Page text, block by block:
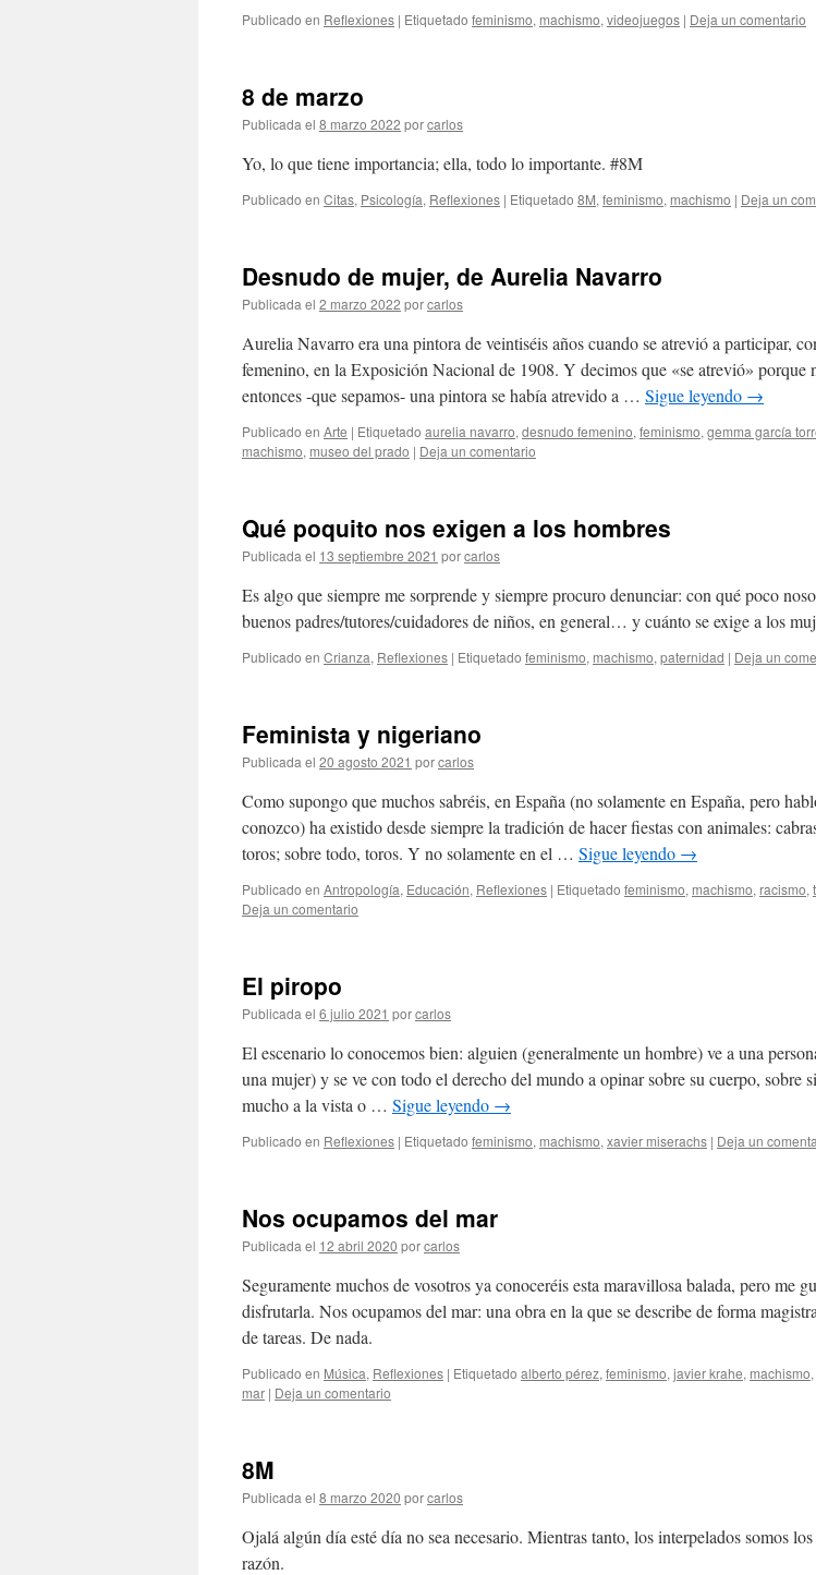
Publicado en Reflexiones | Etiquetado feminismo, machismo, videojuegos | Deja un comentario
8 de marzo
Publicada el 8 marzo 2022 porcarlos
Yo, lo que tiene importancia; ella, todo lo importante. #8M
Publicado en Citas, Psicología, Reflexiones | Etiquetado 8M, feminismo, machismo | Deja un
Desnudo de mujer, de Aurelia Navarro
Publicada el 2 marzo 2022 porcarlos
Aurelia Navarro era una pintora de veintiséis años cuando se atrevió a participar,
femenino, en la Exposición Nacional de 1908. Y decimos que «se atrevió» porque
entonces -que sepamos- una pintora se había atrevido a … Sigue leyendo →
Publicado en Arte | Etiquetado aurelia navarro, desnudo femenino, feminismo, gemma garcía
machismo, museo del prado | Deja un comentario
Qué poquito nos exigen a los hombres
Publicada el 13 septiembre 2021 porcarlos
Es algo que siempre me sorprende y siempre procuro denunciar: con qué poco
buenos padres/tutores/cuidadores de niños, en general… y cuánto se exige a los
Publicado en Crianza, Reflexiones | Etiquetado feminismo, machismo, paternidad | Deja un
Feminista y nigeriano
Publicada el 20 agosto 2021 porcarlos
Como supongo que muchos sabréis, en España (no solamente en España, pero
conozco) ha existido desde siempre la tradición de hacer fiestas con animales:
toros; sobre todo, toros. Y no solamente en el … Sigue leyendo →
Publicado en Antropología, Educación, Reflexiones | Etiquetado feminismo, machismo, racismo,
Deja un comentario
El piropo
Publicada el 6 julio 2021 porcarlos
El escenario lo conocemos bien: alguien (generalmente un hombre) ve a una
una mujer) y se ve con todo el derecho del mundo a opinar sobre su cuerpo, sobre
mucho a la vista o … Sigue leyendo →
Publicado en Reflexiones | Etiquetado feminismo, machismo, xavier miserachs | Deja un
Nos ocupamos del mar
Publicada el 12 abril 2020 porcarlos
Seguramente muchos de vosotros ya conoceréis esta maravillosa balada, pero me
disfrutarla. Nos ocupamos del mar: una obra en la que se describe de forma
de tareas. De nada.
Publicado en Música, Reflexiones | Etiquetado alberto pérez, feminismo, javier krahe, machismo,
mar | Deja un comentario
8M
Publicada el 8 marzo 2020 porcarlos
Ojalá algún día esté día no sea necesario. Mientras tanto, los interpelados somos
razón.